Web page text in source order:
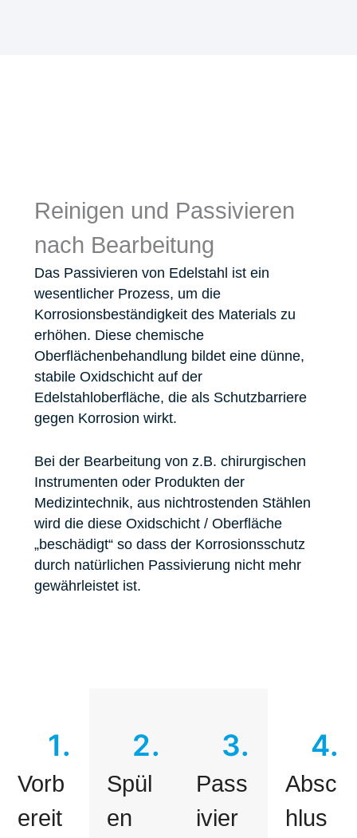
Reinigen und Passivieren
nach Bearbeitung
Das Passivieren von Edelstahl ist ein
wesentlicher Prozess, um die
Korrosionsbeständigkeit des Materials zu
erhöhen. Diese chemische
Oberflächenbehandlung bildet eine dünne,
stabile Oxidschicht auf der
Edelstahloberfläche, die als Schutzbarriere
gegen Korrosion wirkt.
Bei der Bearbeitung von z.B. chirurgischen
Instrumenten oder Produkten der
Medizintechnik, aus nichtrostenden Stählen
wird die diese Oxidschicht / Oberfläche
„beschädigt“ so dass der Korrosionsschutz
durch natürlichen Passivierung nicht mehr
gewährleistet ist.
1.
Vorb
ereit
2.
Spül
en
3.
Pass
ivier
4.
Absc
hlus